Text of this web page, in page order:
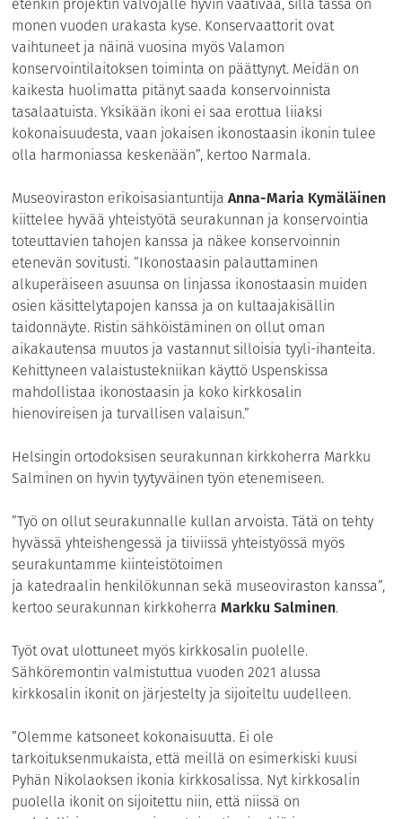
monen vuoden urakasta kyse. Konservaattorit ovat
vaihtuneet ja näinä vuosina myös Valamon
konservointilaitoksen toiminta on päättynyt. Meidän on
kaikesta huolimatta pitänyt saada konservoinnista
tasalaatuista. Yksikään ikoni ei saa erottua liiaksi
kokonaisuudesta, vaan jokaisen ikonostaasin ikonin tulee
olla harmoniassa keskenään”, kertoo Narmala.
Museoviraston erikoisasiantuntijaAnna-Maria Kymäläinen
kiittelee hyvää yhteistyötä seurakunnan ja konservointia
toteuttavien tahojen kanssa ja näkee konservoinnin
etenevän sovitusti. ”Ikonostaasin palauttaminen
alkuperäiseen asuunsa on linjassa ikonostaasin muiden
osien käsittelytapojen kanssa ja on kultaajakisällin
taidonnäyte. Ristin sähköistäminen on ollut oman
aikakautensa muutos ja vastannut silloisia tyyli-ihanteita.
Kehittyneen valaistustekniikan käyttö Uspenskissa
mahdollistaa ikonostaasin ja koko kirkkosalin
hienovireisen ja turvallisen valaisun.”
Helsingin ortodoksisen seurakunnan kirkkoherra Markku
Salminen on hyvin tyytyväinen työn etenemiseen.
”Työ on ollut seurakunnalle kullan arvoista. Tätä on tehty
hyvässä yhteishengessä ja tiiviissä yhteistyössä myös
seurakuntamme kiinteistötoimen
ja katedraalin henkilökunnan sekä museoviraston kanssa”,
kertoo seurakunnan kirkkoherraMarkku Salminen.
Työt ovat ulottuneet myös kirkkosalin puolelle.
Sähköremontin valmistuttua vuoden 2021 alussa
kirkkosalin ikonit on järjestelty ja sijoiteltu uudelleen.
”Olemme katsoneet kokonaisuutta. Ei ole
tarkoituksenmukaista, että meillä on esimerkiski kuusi
Pyhän Nikolaoksen ikonia kirkkosalissa. Nyt kirkkosalin
puolella ikonit on sijoitettu niin, että niissä on